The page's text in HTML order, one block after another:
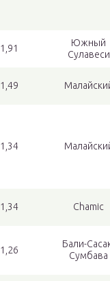
1,91
Южный
Сулавеси
1,49
1,34
1,34 Chamic
1,26
Бали-
Сумбава